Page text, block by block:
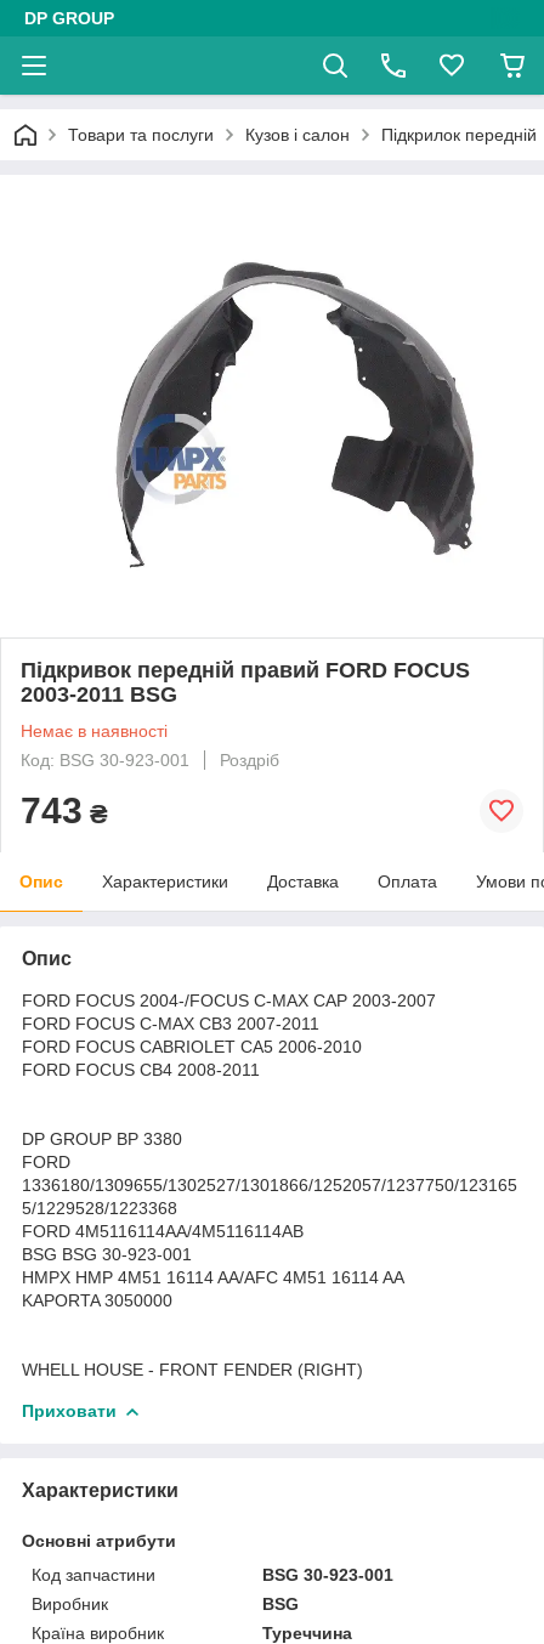
DP GROUP
Товари та послуги Кузов і салон Підкрилок передній
Підкривок передній правий FORD FOCUS
2003-2011 BSG
Немає в наявності
Код: BSG 30-923-001
Роздріб
743 ₴
Опис Характеристики Доставка Оплата Умови
Опис
FORD FOCUS 2004-/FOCUS C-MAX CAP 2003-2007
FORD FOCUS C-MAX CB3 2007-2011
FORD FOCUS CABRIOLET CA5 2006-2010
FORD FOCUS CB4 2008-2011
DP GROUP BP 3380
FORD
1336180/1309655/1302527/1301866/1252057/1237750/123165
5/1229528/1223368
FORD 4M5116114AA/4M5116114AB
BSG BSG 30-923-001
HMPX HMP 4M51 16114 AA/AFC 4M51 16114 AA
KAPORTA 3050000
WHELL HOUSE - FRONT FENDER (RIGHT)
Приховати
Характеристики
Основні атрибути
Код запчастини
BSG 30-923-001
Виробник
BSG
Країна виробник
Туреччина